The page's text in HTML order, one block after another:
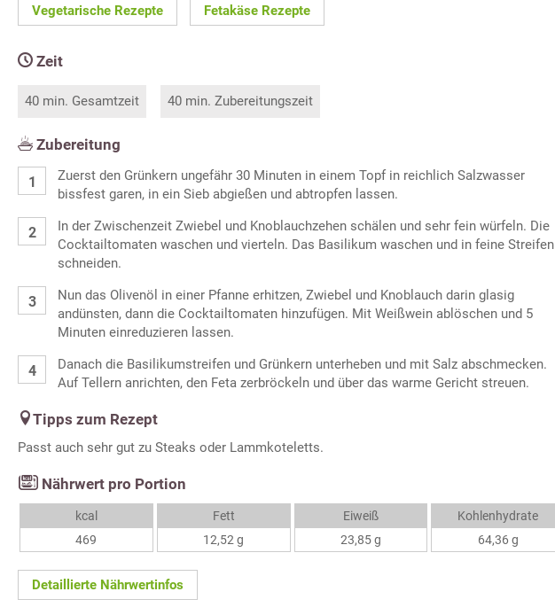
Vegetarische Rezepte Fetakäse Rezepte
Zeit
40 min. Gesamtzeit 40 min. Zubereitungszeit
Zubereitung
Zuerst den Grünkern ungefähr 30 Minuten in einem Topf in reichlich Salzwasser
bissfest garen, in ein Sieb abgießen und abtropfen lassen.
In der Zwischenzeit Zwiebel und Knoblauchzehen schälen und sehr fein würfeln. Die
Cocktailtomaten waschen und vierteln. Das Basilikum waschen und in feine Streifen
schneiden.
Nun das Olivenöl in einer Pfanne erhitzen, Zwiebel und Knoblauch darin glasig
andünsten, dann die Cocktailtomaten hinzufügen. Mit Weißwein ablöschen und 5
Minuten einreduzieren lassen.
Danach die Basilikumstreifen und Grünkern unterheben und mit Salz abschmecken.
Auf Tellern anrichten, den Feta zerbröckeln und über das warme Gericht streuen.
Tipps zum Rezept
Passt auch sehr gut zu Steaks oder Lammkoteletts.
Nährwert pro Portion
kcal
469
Fett
12,52 g
Eiweiß
23,85 g
Kohlenhydrate
64,36 g
Detaillierte Nährwertinfos